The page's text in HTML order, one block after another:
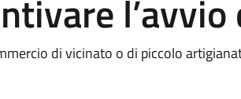
di vicinato o di piccolo